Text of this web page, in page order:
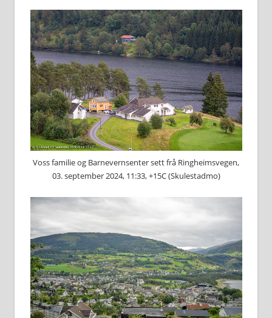
Voss familie og Barnevernsenter sett frå Ringheimsvegen,
03. september 2024, 11:33, +15C (Skulestadmo)